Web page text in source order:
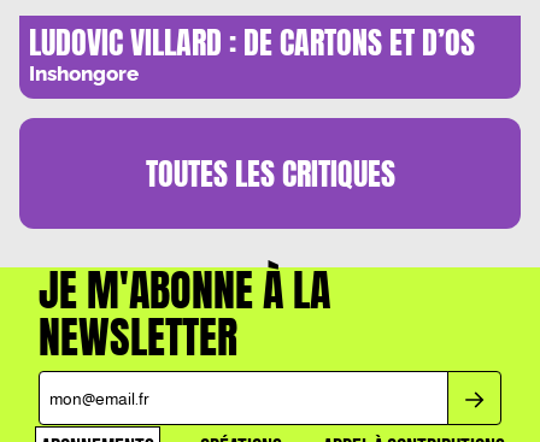
LUDOVIC VILLARD : DE CARTONS ET D’OS
Inshongore
TOUTES LESCRITIQUES
JE M'ABONNE À LA
NEWSLETTER